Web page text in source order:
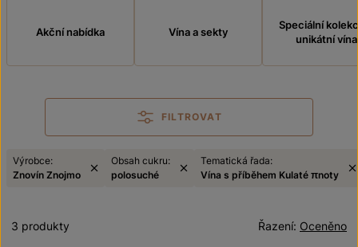
Akční nabídka Vína a sekty
Speciální
unikátní vína
FILTROVAT
Výrobce:
Znovín Znojmo
Obsah cukru:
polosuché
Tematická řada:
Vína s příběhem Kulaté πnoty
Oceněno
Řazení:
3 produkty